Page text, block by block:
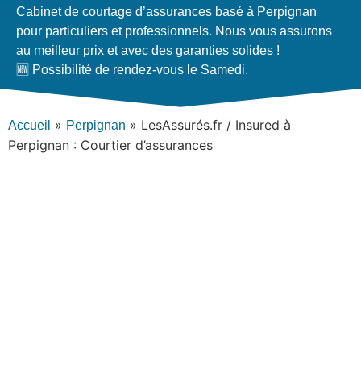
Cabinet de courtage d’assurances basé à Perpignan
pour particuliers et professionnels. Nous vous assurons
au meilleur prix et avec des garanties solides !
🆕 Possibilité de rendez-vous le Samedi.
Accueil » Perpignan » LesAssurés.fr / Insured à
Perpignan : Courtier d’assurances